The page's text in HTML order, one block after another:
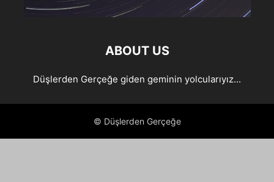
ABOUT US
Düşlerden Gerçeğe giden geminin yolcularıyız...
© Düşlerden Gerçeğe